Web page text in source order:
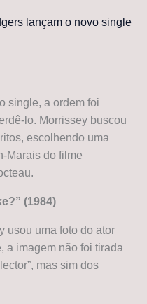
lançam o novo single
single, a ordem foi
lo. Morrissey buscou
escolhendo uma
Marais do filme
(1984)
usou uma foto do ator
a imagem não foi tirada
mas sim dos